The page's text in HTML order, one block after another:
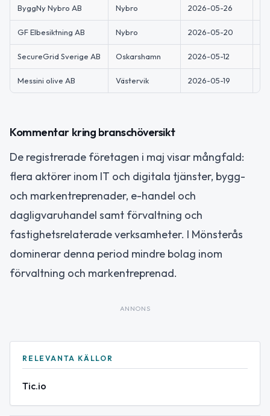
ByggNy Nybro AB Nybro 2026-05-26
GF Elbesiktning AB Nybro 2026-05-20
SecureGrid Sverige AB Oskarshamn 2026-05-12
Messini olive AB Västervik 2026-05-19
Kommentar kring branschöversikt
De registrerade företagen i maj visar mångfald:
flera aktörer inom IT och digitala tjänster, bygg-
och markentreprenader, e-handel och
dagligvaruhandel samt förvaltning och
fastighetsrelaterade verksamheter. I Mönsterås
dominerar denna period mindre bolag inom
förvaltning och markentreprenad.
ANNONS
RELEVANTA KÄLLOR
Tic.io